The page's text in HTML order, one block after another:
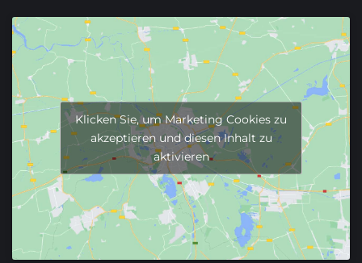
Klicken Sie, um Marketing Cookies zu
akzeptieren und diesen Inhalt zu
aktivieren